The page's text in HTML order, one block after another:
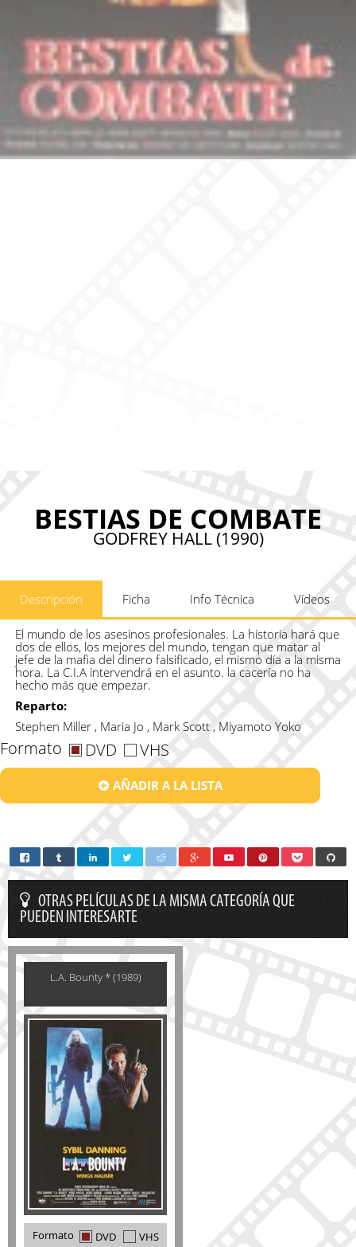
BESTIAS DE COMBATE
GODFREY HALL (1990)
Descripción Ficha Info Técnica Vídeos
El mundo de los asesinos profesionales. La historia hará que
dos de ellos, los mejores del mundo, tengan que matar al
jefe de la mafia del dinero falsificado, el mismo día a la misma
hora. La C.I.A intervendrá en el asunto. la cacería no ha
hecho más que empezar.
Reparto:
Stephen Miller , Maria Jo , Mark Scott , Miyamoto Yoko
Formato DVD VHS
AÑADIR A LA LISTA
OTRAS PELÍCULAS DE LA MISMA CATEGORÍA QUE
PUEDEN INTERESARTE
L.A. Bounty * (1989)
Formato DVD VHS